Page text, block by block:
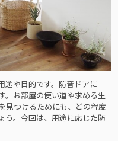
途や目的です。防音ドアに
。お部屋の使い道や求める生
見つけるためにも、どの程度
う。今回は、用途に応じた防